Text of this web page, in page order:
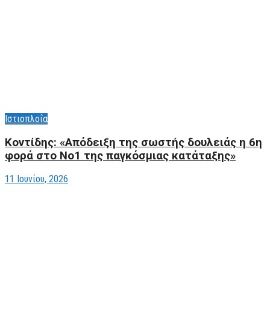
Ιστιοπλοΐα
Κοντίδης: «Aπόδειξη της σωστής δουλειάς η 6η
φορά στο Νο1 της παγκόσμιας κατάταξης»
11 Ιουνίου, 2026